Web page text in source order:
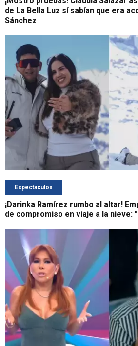
de La Bella Luz sí sabían que era
Sánchez
Espectáculos
¡Darinka Ramírez rumbo al altar!
de compromiso en viaje a la nieve: